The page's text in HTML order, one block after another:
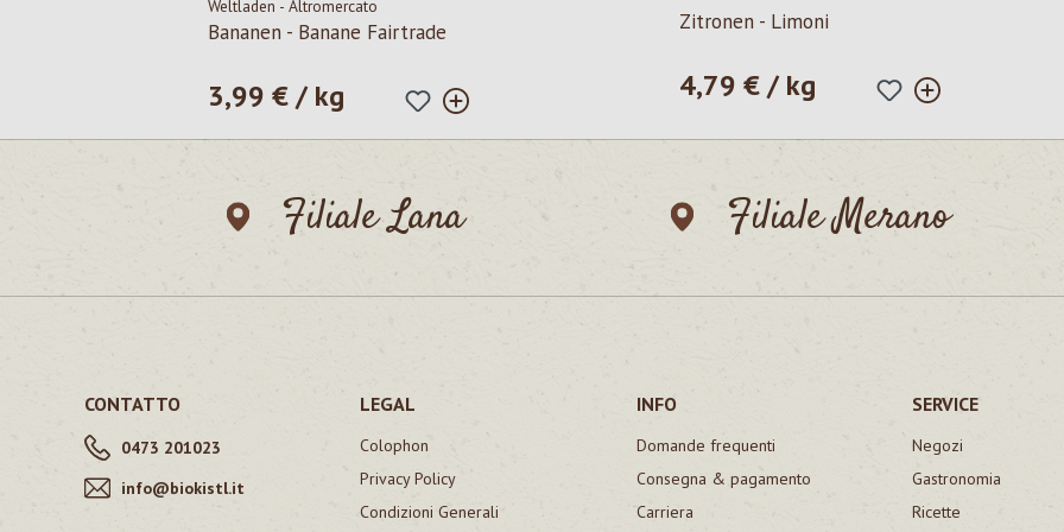
Weltladen - Altromercato
Bananen - Banane Fairtrade
Prezzo normale:
3,99 € / kg
Zitronen - Limoni
Prezzo normale:
4,79 € / kg
Filiale Lana Filiale Merano
CONTATTO
0473 201023
info@biokistl.it
LEGAL
Colophon
Privacy Policy
Condizioni Generali
INFO
Domande frequenti
Consegna & pagamento
Carriera
SERVICE
Negozi
Gastronomia
Ricette